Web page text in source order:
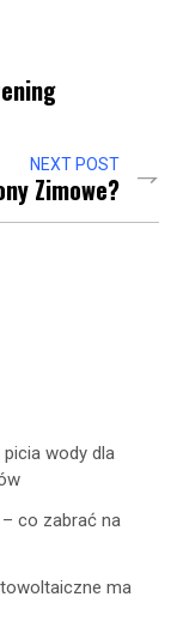
NEXT POST
Zimowe?
wody dla
co zabrać na
ma